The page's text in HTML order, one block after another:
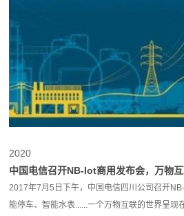
2020
中国电信召开NB-Iot商用发布会，万物
2017年7月5日下午，中国电信四川公司召开
能停车、智能水表......一个万物互联的世界呈现